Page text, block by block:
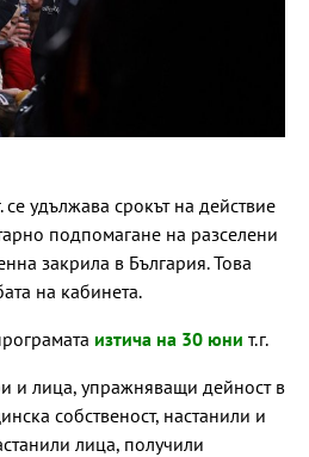
удължава срокът на действие
подпомагане на разселени
закрила в България. Това
на кабинета.
изтича на 30 юни т.г.
и лица, упражняващи дейност в
собственост, настанили и
лица, получили